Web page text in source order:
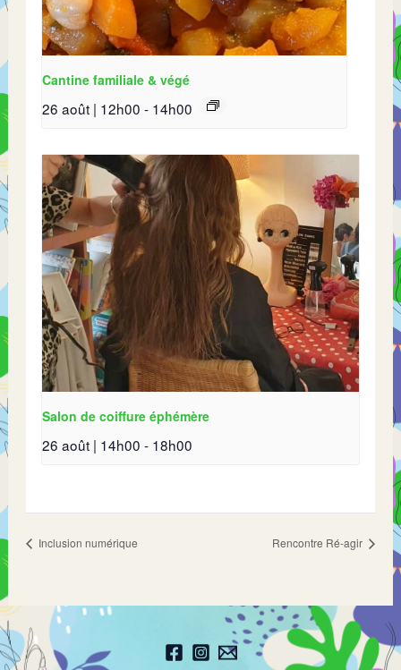
Cantine familiale & végé
26 août | 12h00 - 14h00
Salon de coiffure éphémère
26 août | 14h00 - 18h00
Inclusion numérique Rencontre Ré-agir